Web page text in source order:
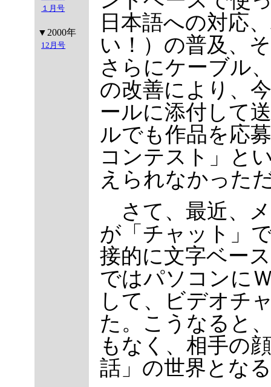
１月号
▼2000年
12月号
日本語への対応
い！）の普及、
さらにケーブル
の改善により、
ールに添付して
ルでも作品を応
コンテスト」と
えられなかった
さて、最近、
が「チャット」
接的に文字ベー
ではパソコンに
して、ビデオチ
た。こうなると
もなく、相手の
話」の世界とな